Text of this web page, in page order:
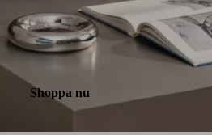
Shoppa nu